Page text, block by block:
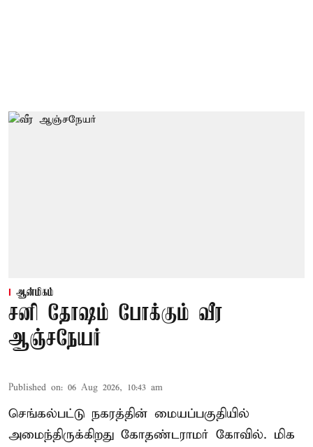
ஆன்மிகம்
சனி தோஷம் போக்கும் வீர
ஆஞ்சநேயர்
Published on: 06 Aug 2026, 10:43 am
செங்கல்பட்டு நகரத்தின் மையப்பகுதியில்
அமைந்திருக்கிறது கோதண்டராமர் கோவில். மிக